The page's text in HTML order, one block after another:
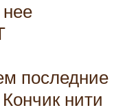
последние
нити